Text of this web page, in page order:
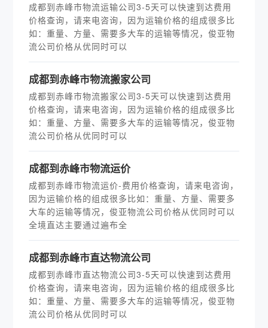
成都到赤峰市物流运输公司3-5天可以快速到达费用
价格查询，请来电咨询，因为运输价格的组成很多比
如：重量、方量、需要多大车的运输等情况，俊亚物
流公司价格从优同时可以
成都到赤峰市物流搬家公司
成都到赤峰市物流搬家公司3-5天可以快速到达费用
价格查询，请来电咨询，因为运输价格的组成很多比
如：重量、方量、需要多大车的运输等情况，俊亚物
流公司价格从优同时可以
成都到赤峰市物流运价
成都到赤峰市物流运价-费用价格查询，请来电咨询，
因为运输价格的组成很多比如：重量、方量、需要多
大车的运输等情况，俊亚物流公司价格从优同时可以
全境直达主要通过遍布全
成都到赤峰市直达物流公司
成都到赤峰市直达物流公司3-5天可以快速到达费用
价格查询，请来电咨询，因为运输价格的组成很多比
如：重量、方量、需要多大车的运输等情况，俊亚物
流公司价格从优同时可以